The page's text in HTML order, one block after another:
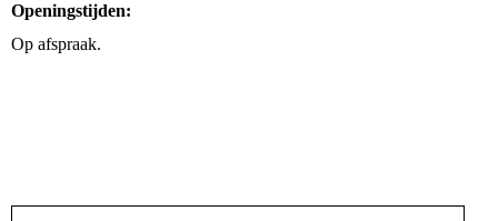
Openingstijden:
Op afspraak.